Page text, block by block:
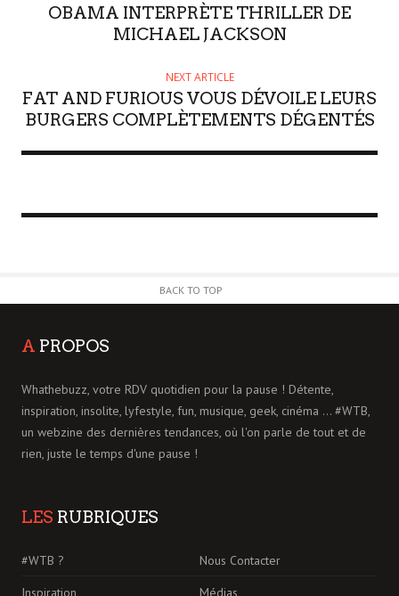
OBAMA INTERPRÈTE THRILLER DE
MICHAEL JACKSON
NEXT ARTICLE
FAT AND FURIOUS VOUS DÉVOILE LEURS
BURGERS COMPLÈTEMENTS DÉGENTÉS
BACK TO TOP
A PROPOS
Whathebuzz, votre RDV quotidien pour la pause ! Détente,
inspiration, insolite, lyfestyle, fun, musique, geek, cinéma ... #WTB,
un webzine des dernières tendances, où l'on parle de tout et de
rien, juste le temps d'une pause !
LES RUBRIQUES
#WTB ?
Nous Contacter
Inspiration
Médias